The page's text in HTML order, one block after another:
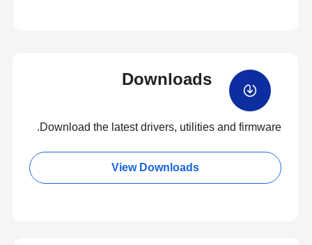
Downloads
Download the latest drivers, utilities and firmware.
View Downloads